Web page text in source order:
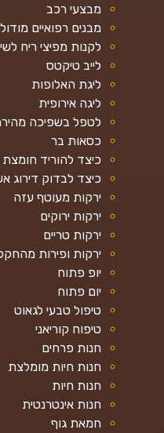
מבצעי רכב
מבנים רפואיים
לקנות מפיצי ריח
לייב טיקטס
ליגת האלופות
ליגה אירופית
לטפל בשפיכה
כסאות בר
כיצד להוריד
כיצד לבדוק דירוג
ירקות מעוטף עזה
ירקות ירוקים
ירקות טריים
ירקות ופירות
יופ פתוח
יום פתוח
טיפול טבעי לגאוט
טיפוח קוריאני
חנות פרחים
חנות חיות מומלצת
חנות חיות
חנות אינטרנטית
חמאת גוף